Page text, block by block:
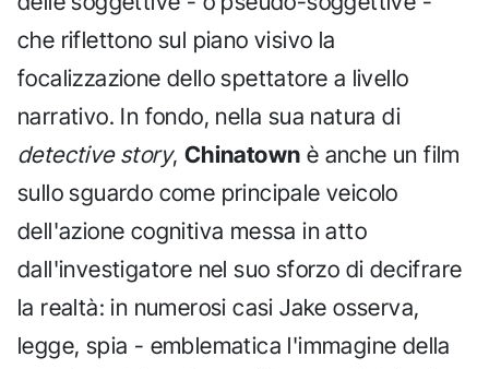
che riflettono sul piano visivo la
focalizzazione dello spettatore a livello
narrativo. In fondo, nella sua natura di
detective story, Chinatown è anche un film
sullo sguardo come principale veicolo
dell'azione cognitiva messa in atto
dall'investigatore nel suo sforzo di decifrare
la realtà: in numerosi casi Jake osserva,
legge, spia - emblematica l'immagine della